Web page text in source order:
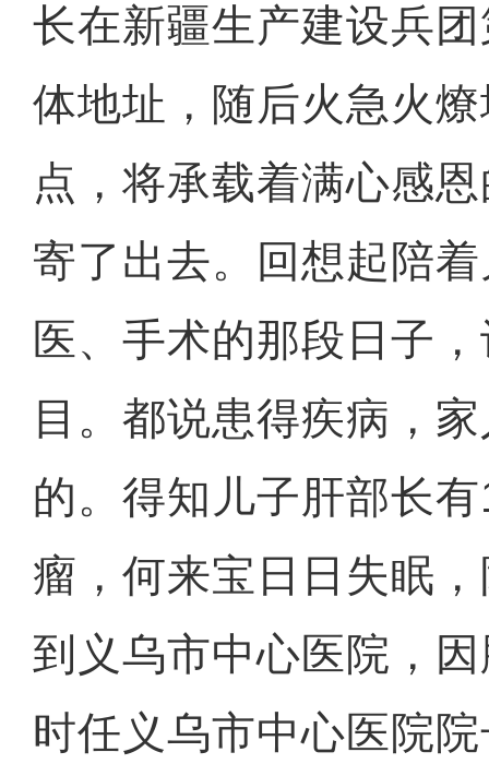
长在新疆生产建设兵
体地址，随后火急火
点，将承载着满心感
寄了出去。回想起陪
医、手术的那段日子
目。都说患得疾病，
的。得知儿子肝部长
瘤，何来宝日日失眠
到义乌市中心医院，
时任义乌市中心医院